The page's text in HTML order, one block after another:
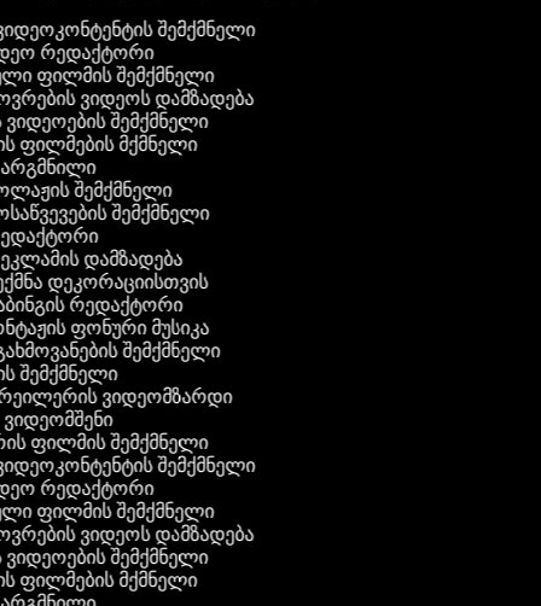
ვიდეოკონტენტის შემქმნელი
რედაქტორი
ფილმის შემქმნელი
ვიდეოს დამზადება
ვიდეოების შემქმნელი
ფილმების მქმნელი
შემქმნელი
შემქმნელი
დამზადება
დეკორაციისთვის
რედაქტორი
ფონური მუსიკა
შემქმნელი
შემქმნელი
ვიდეომზარდი
ვიდეომშენი
ფილმის შემქმნელი
ვიდეოკონტენტის შემქმნელი
რედაქტორი
ფილმის შემქმნელი
ვიდეოს დამზადება
ვიდეოების შემქმნელი
ფილმების მქმნელი